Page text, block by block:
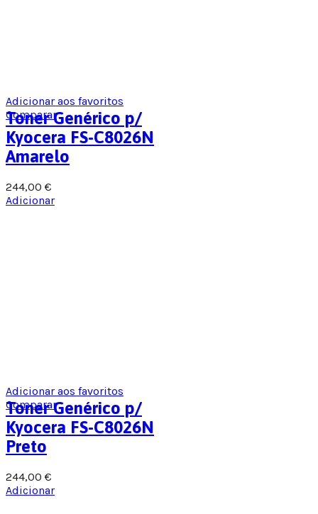
Adicionar aos favoritos
Comparar
Toner Genérico p/
Kyocera FS-C8026N
Amarelo
244,00 €
Adicionar
Adicionar aos favoritos
Comparar
Toner Genérico p/
Kyocera FS-C8026N
Preto
244,00 €
Adicionar